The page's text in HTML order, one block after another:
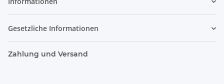
Gesetzliche Informationen
Zahlung und Versand